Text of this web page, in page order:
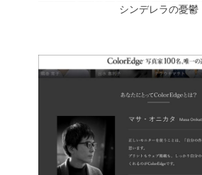
シンデレラの憂鬱